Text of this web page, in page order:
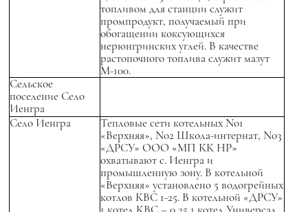
топливом для станции служит
промпродукт, получаемый при
обогащении коксующихся
нерюнгринских углей. В качестве
растопочного топлива служит мазут
М-100.
Сельское
поселение Село
Иенгра
Село Иенгра
Тепловые сети котельных No1
«Верхняя», No2 Школа-интернат, No3
«ДРСУ» ООО «МП КК НР»
охватывают с. Иенгра и
промышленную зону. В котельной
«Верхняя» установлено 5 водогрейных
котлов КВС 1-25. В котельной «ДРСУ»